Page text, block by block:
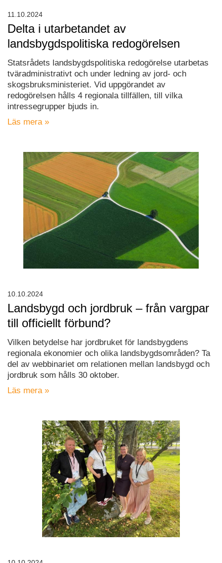
Delta i utarbetandet av
landsbygdspolitiska redogörelsen
Statsrådets landsbygdspolitiska redogörelse utarbetas
tväradministrativt och under ledning av jord- och
skogsbruksministeriet. Vid uppgörandet av
redogörelsen hålls 4 regionala tillfällen, till vilka
intressegrupper bjuds in.
Läs mera »
11.10.2024
Landsbygd och jordbruk – från vargpar
till officiellt förbund?
Vilken betydelse har jordbruket för landsbygdens
regionala ekonomier och olika landsbygdsområden? Ta
del av webbinariet om relationen mellan landsbygd och
jordbruk som hålls 30 oktober.
Läs mera »
10.10.2024